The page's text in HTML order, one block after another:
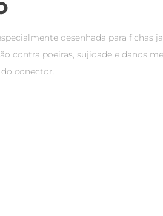
desenhada para fichas
contra poeiras, sujidade e danos
conector.